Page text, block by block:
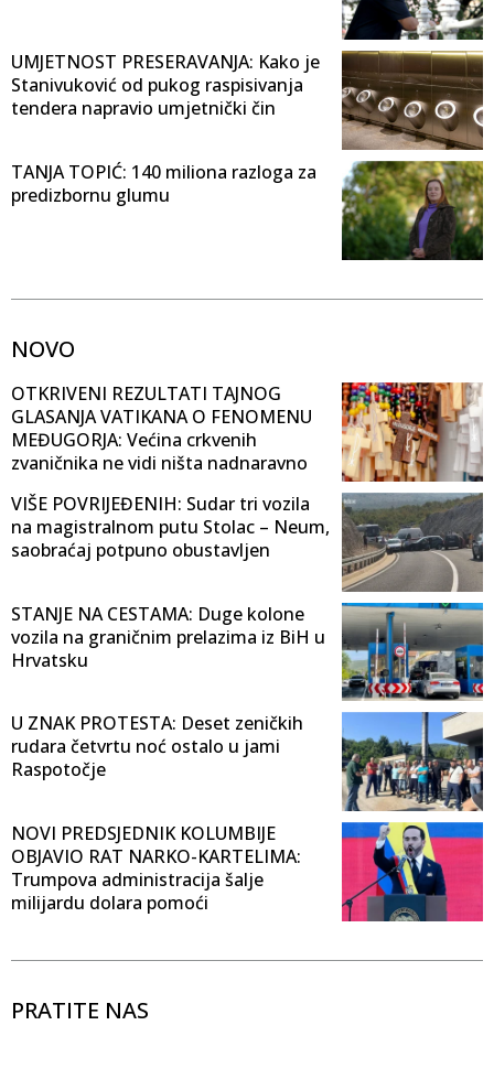
UMJETNOST PRESERAVANJA: Kako je
Stanivuković od pukog raspisivanja
tendera napravio umjetnički čin
TANJA TOPIĆ: 140 miliona razloga za
predizbornu glumu
NOVO
OTKRIVENI REZULTATI TAJNOG
GLASANJA VATIKANA O FENOMENU
MEĐUGORJA: Većina crkvenih
zvaničnika ne vidi ništa nadnaravno
VIŠE POVRIJEĐENIH: Sudar tri vozila
na magistralnom putu Stolac – Neum,
saobraćaj potpuno obustavljen
STANJE NA CESTAMA: Duge kolone
vozila na graničnim prelazima iz BiH u
Hrvatsku
U ZNAK PROTESTA: Deset zeničkih
rudara četvrtu noć ostalo u jami
Raspotočje
NOVI PREDSJEDNIK KOLUMBIJE
OBJAVIO RAT NARKO-KARTELIMA:
Trumpova administracija šalje
milijardu dolara pomoći
PRATITE NAS